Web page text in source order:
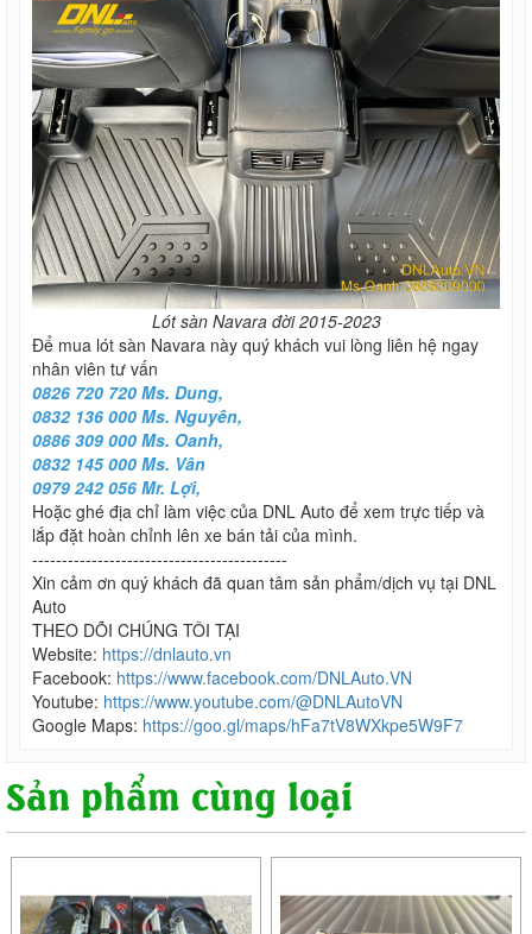
Lót sàn Navara đời 2015-2023
Để mua lót sàn Navara này quý khách vui lòng liên hệ ngay
nhân viên tư vấn
0826 720 720 Ms. Dung,
0832 136 000 Ms. Nguyên,
0886 309 000 Ms. Oanh,
0832 145 000 Ms. Vân
0979 242 056 Mr. Lợi,
Hoặc ghé địa chỉ làm việc của DNL Auto để xem trực tiếp và
lắp đặt hoàn chỉnh lên xe bán tải của mình.
-------------------------------------------
Xin cảm ơn quý khách đã quan tâm sản phẩm/dịch vụ tại DNL
Auto
THEO DÕI CHÚNG TÔI TẠI
Website: https://dnlauto.vn
Facebook: https://www.facebook.com/DNLAuto.VN
Youtube: https://www.youtube.com/@DNLAutoVN
Google Maps: https://goo.gl/maps/hFa7tV8WXkpe5W9F7
Sản phẩm cùng loại